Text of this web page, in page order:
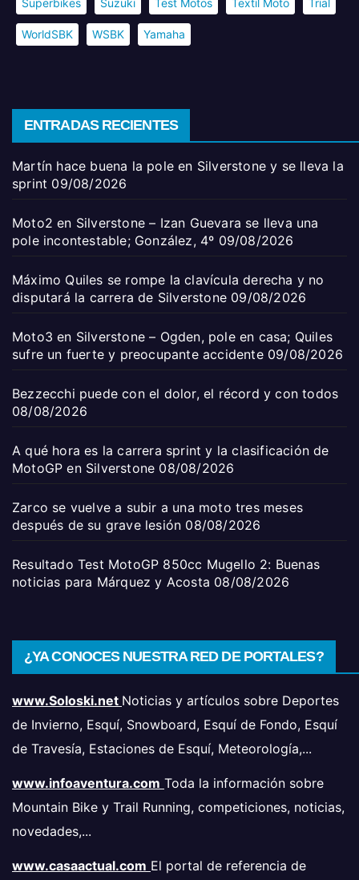
WorldSBK WSBK Yamaha
ENTRADAS RECIENTES
Martín hace buena la pole en Silverstone y se lleva la
sprint 09/08/2026
Moto2 en Silverstone – Izan Guevara se lleva una
pole incontestable; González, 4º 09/08/2026
Máximo Quiles se rompe la clavícula derecha y no
disputará la carrera de Silverstone 09/08/2026
Moto3 en Silverstone – Ogden, pole en casa; Quiles
sufre un fuerte y preocupante accidente 09/08/2026
Bezzecchi puede con el dolor, el récord y con todos
08/08/2026
A qué hora es la carrera sprint y la clasificación de
MotoGP en Silverstone 08/08/2026
Zarco se vuelve a subir a una moto tres meses
después de su grave lesión 08/08/2026
Resultado Test MotoGP 850cc Mugello 2: Buenas
noticias para Márquez y Acosta 08/08/2026
¿YA CONOCES NUESTRA RED DE PORTALES?
www.Soloski.net Noticias y artículos sobre Deportes
de Invierno, Esquí, Snowboard, Esquí de Fondo, Esquí
de Travesía, Estaciones de Esquí, Meteorología,...
www.infoaventura.com Toda la información sobre
Mountain Bike y Trail Running, competiciones, noticias,
novedades,...
www.casaactual.com El portal de referencia de